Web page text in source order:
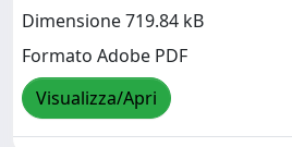
Dimensione 719.84 kB
Formato Adobe PDF
Visualizza/Apri